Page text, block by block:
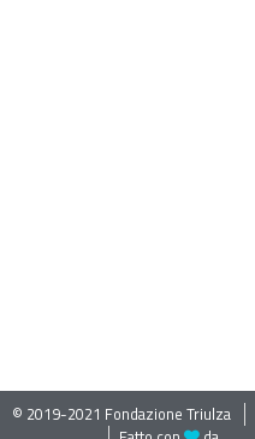
© 2019-2021 Fondazione Triulza ​